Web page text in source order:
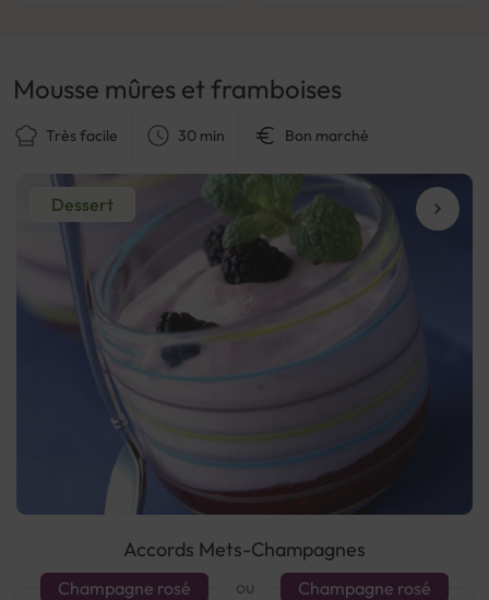
Dessert
Mousse mûres et framboises
Très facile 30 min Bon marché
Accords Mets-Champagnes
ou
Champagne rosé Champagne rosé